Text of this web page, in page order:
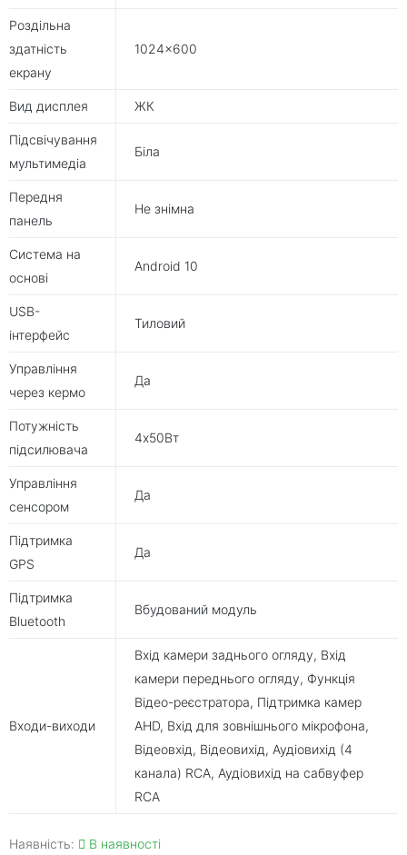
Роздільна
здатність
екрану
1024×600
Вид дисплея ЖК
Підсвічування
мультимедіа
Біла
Передня
панель
Не знімна
Система на
основі
Android 10
USB-
інтерфейс
Тиловий
Управління
через кермо
Да
Потужність
підсилювача
4х50Вт
Управління
сенсором
Да
Підтримка
GPS
Да
Підтримка
Bluetooth
Вбудований модуль
Входи-виходи
Вхід камери заднього огляду, Вхід
камери переднього огляду, Функція
Відео-реєстратора, Підтримка камер
AHD, Вхід для зовнішнього мікрофона,
Відеовхід, Відеовихід, Аудіовихід (4
канала) RCA, Аудіовихід на сабвуфер
RCA
Наявність: В наявності